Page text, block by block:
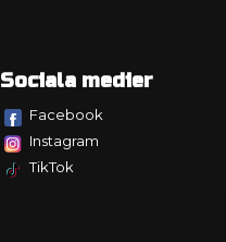
Sociala medier
Facebook
Instagram
TikTok